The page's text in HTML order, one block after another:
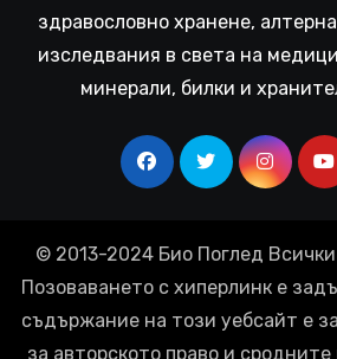
здравословно хранене,
изследвания в света на
минерали, билки и
© 2013-2024 Био Поглед
Позоваването с хиперлинк е
съдържание на този уебсайт е
за авторското право и сродните